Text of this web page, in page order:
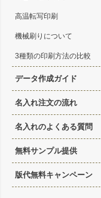
高温転写印刷
機械刷りについて
3種類の印刷方法の比較
データ作成ガイド
名入れ注文の流れ
名入れのよくある質問
無料サンプル提供
版代無料キャンペーン